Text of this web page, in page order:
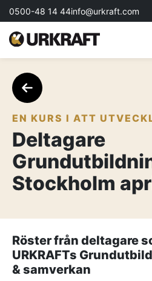
0500-48 14 44info@urkraft.com
Partnering & Samverkan
Event & Aktiviteter
Profil & Kommunikation
Om oss
EN KURS I ATT
Deltagare
Stockholm
Röster från deltagare
URKRAFTs
& samverkan